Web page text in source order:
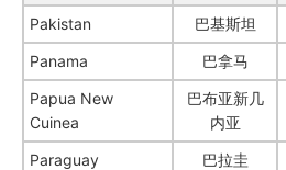
Pakistan 巴基斯坦
Panama
巴拿马
Papua New
Cuinea
巴布亚新几
内亚
Paraguay 巴拉圭